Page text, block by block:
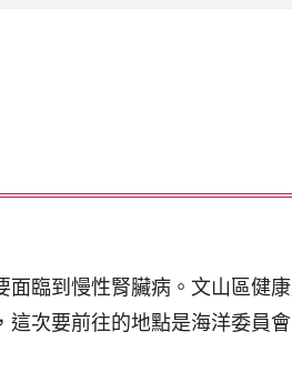
臨到慢性腎臟病。文山區健
次要前往的地點是海洋委員